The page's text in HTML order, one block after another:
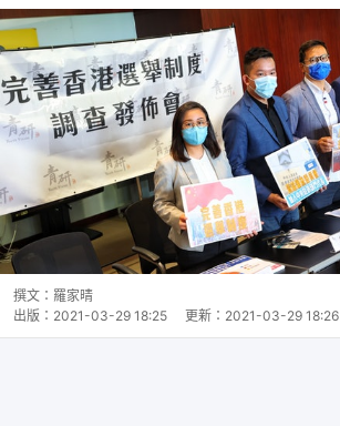
撰文： 羅家晴
出版： 2021-03-29 18:25 更新： 2021-03-29 18:26